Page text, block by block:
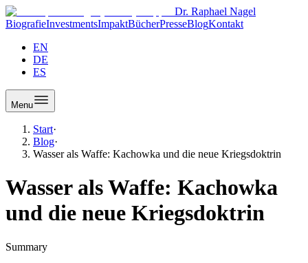
Dr. Raphael Nagel
BiografieInvestmentsImpaktBücherPresseBlogKontakt
EN
DE
ES
Menu
Start·
Blog·
Wasser als Waffe: Kachowka und die neue Kriegsdoktrin
Wasser als Waffe: Kachowka
und die neue Kriegsdoktrin
Summary